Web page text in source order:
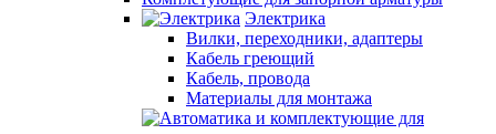
Электрика
Вилки, переходники, адаптеры
Кабель греющий
Кабель, провода
Материалы для монтажа